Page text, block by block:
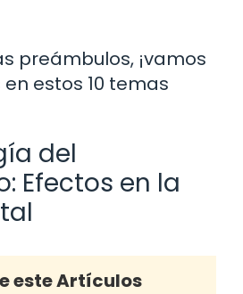
preámbulos, ¡vamos
estos 10 temas
del
Efectos en la
este Artículos